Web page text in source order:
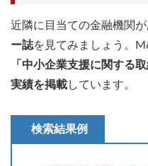
近隣に目当ての金融機関
ー誌を見てみましょう。
「中小企業支援に関する取
実績を掲載しています。
検索結果例